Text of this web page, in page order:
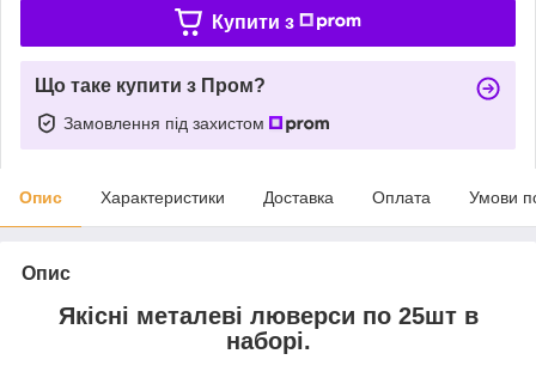
Купити з
Що таке купити з Пром?
Замовлення під захистом
Опис Характеристики Доставка Оплата Умови
Опис
Якісні металеві люверси по 25шт в
наборі.